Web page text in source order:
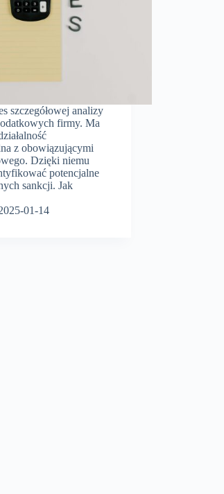
szczegółowej analizy
firmy. Ma
z obowiązującymi
Dzięki niemu
potencjalne
sankcji. Jak
01-14